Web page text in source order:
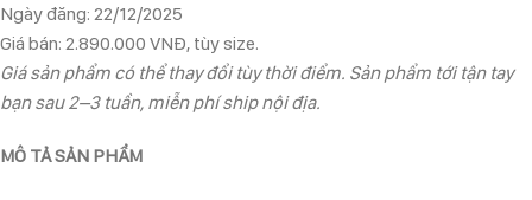
Ngày đăng: 22/12/2025
Giá bán: 2.890.000 VNĐ, tùy size.
Giá sản phẩm có thể thay đổi tùy thời điểm. Sản phẩm tới tận tay
bạn sau 2–3 tuần, miễn phí ship nội địa.
MÔ TẢ SẢN PHẨM